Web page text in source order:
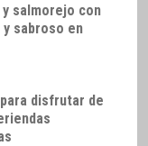
salmorejo con
sabroso en
disfrutar de